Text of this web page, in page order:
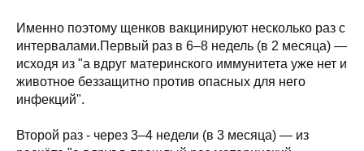
Именно поэтому щенков вакцинируют несколько раз с
интервалами.Первый раз в 6–8 недель (в 2 месяца) —
исходя из "а вдруг материнского иммунитета уже нет и
животное беззащитно против опасных для него
инфекций".
Второй раз - через 3–4 недели (в 3 месяца) — из